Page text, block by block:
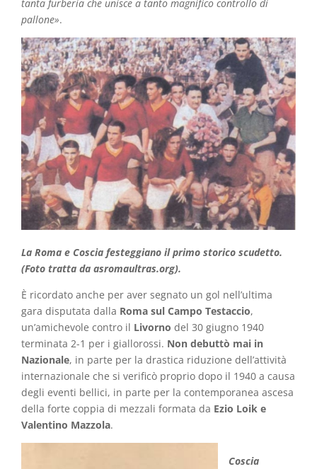
tanta furberia che unisce a tanto magnifico controllo di
pallone».
La Roma e Coscia festeggiano il primo storico scudetto.
(Foto tratta da asromaultras.org).
È ricordato anche per aver segnato un gol nell’ultima
gara disputata dalla Roma sul Campo Testaccio,
un’amichevole contro il Livorno del 30 giugno 1940
terminata 2-1 per i giallorossi. Non debuttò mai in
Nazionale, in parte per la drastica riduzione dell’attività
internazionale che si verificò proprio dopo il 1940 a causa
degli eventi bellici, in parte per la contemporanea ascesa
della forte coppia di mezzali formata da Ezio Loik e
Valentino Mazzola.
Coscia